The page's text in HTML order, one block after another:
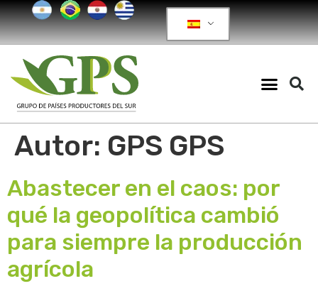
Autor: GPS GPS
Abastecer en el caos: por
qué la geopolítica cambió
para siempre la producción
agrícola